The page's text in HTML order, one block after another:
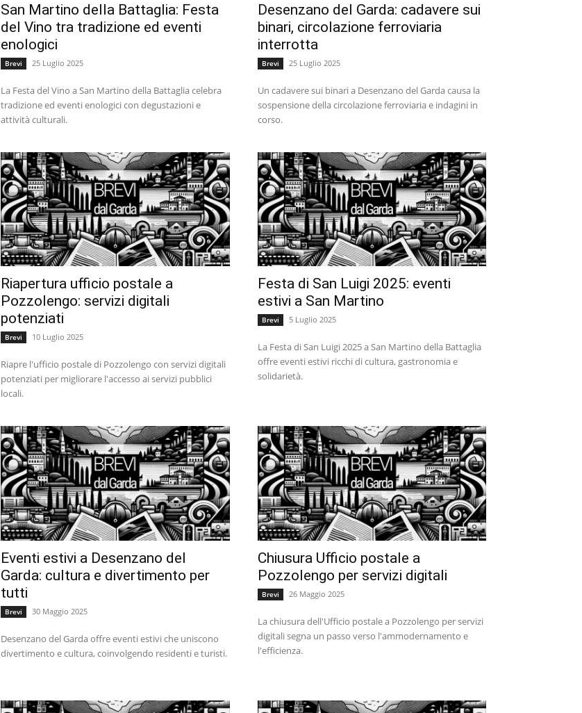
San Martino della Battaglia: Festa
del Vino tra tradizione ed eventi
enologici
Brevi 25 Luglio 2025
La Festa del Vino a San Martino della Battaglia celebra
tradizione ed eventi enologici con degustazioni e
attività culturali.
Desenzano del Garda: cadavere sui
binari, circolazione ferroviaria
interrotta
Brevi 25 Luglio 2025
Un cadavere sui binari a Desenzano del Garda causa la
sospensione della circolazione ferroviaria e indagini in
corso.
Riapertura ufficio postale a
Pozzolengo: servizi digitali
potenziati
Brevi 10 Luglio 2025
Riapre l'ufficio postale di Pozzolengo con servizi digitali
potenziati per migliorare l'accesso ai servizi pubblici
locali.
Festa di San Luigi 2025: eventi
estivi a San Martino
Brevi 5 Luglio 2025
La Festa di San Luigi 2025 a San Martino della Battaglia
offre eventi estivi ricchi di cultura, gastronomia e
solidarietà.
Eventi estivi a Desenzano del
Garda: cultura e divertimento per
tutti
Brevi 30 Maggio 2025
Desenzano del Garda offre eventi estivi che uniscono
divertimento e cultura, coinvolgendo residenti e turisti.
Chiusura Ufficio postale a
Pozzolengo per servizi digitali
Brevi 26 Maggio 2025
La chiusura dell'Ufficio postale a Pozzolengo per servizi
digitali segna un passo verso l'ammodernamento e
l'efficienza.